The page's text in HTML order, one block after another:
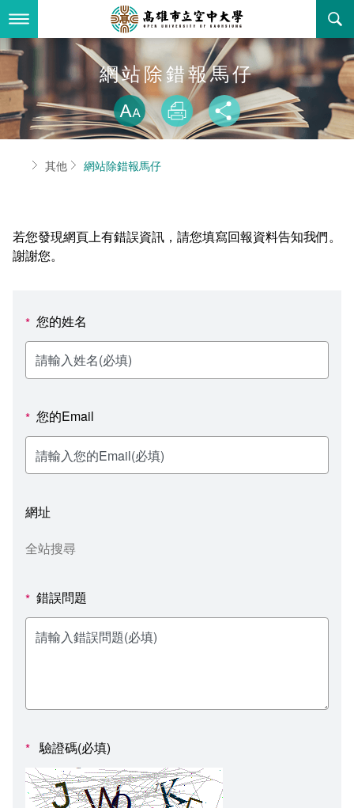
到
要
內最新消息
全部公告
教務公告
學系公告
活動研習
歷史訊息
新聞媒體專區
校園行事曆
報名系統
線上報名查詢
關於本校
空大簡介
立案證明
空大有利的學習條件
環境設備
本校位置
資訊圖像化專區
活動花絮
影音資訊
行政單位
行政單位簡介
校長室
教務處課務組
學習指導中心
輔導處
研發處
秘書處出納組
教學媒體處
電算中心
人事室
學術單位
通識教育中心
法律學系
大眾傳播學系
外國語文學系
文化藝術學系
健康管理與促進學系
其他好站
資訊相關法規
校務資訊
新生報名
在學資訊
校務系統
課程大綱
網路選課
校園行事曆
校內系統
資訊服務線上報修系統
消耗品申請
教室‧會議室預約系統
問卷調查
法令規章
政府公開資訊
意見信箱
各單位意見信箱
諮詢信箱進度查詢
影音資訊
網站除錯報馬仔
略過字型切
放大
列印 分享
首頁其他 網站除錯報馬仔
若您發現網頁上有錯誤資訊，請您填寫回報資料告知我們。
謝謝您。
* 您的姓名
* 您的Email
網址
全站搜尋
* 錯誤問題
* 驗證碼(必填)